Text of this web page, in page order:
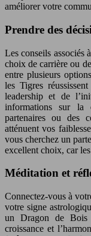
améliorer votre
Prendre des
Les conseils associés
choix de carrière ou
entre plusieurs
les Tigres
leadership et de
informations sur la
partenaires ou des
atténuent vos
vous cherchez un
excellent choix, car
Méditation et
Connectez-vous à
votre signe
un Dragon de Bois
croissance et